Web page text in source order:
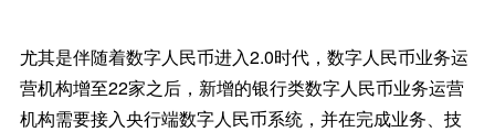
尤其是伴随着数字人民币进入2.0时代，数字人民币业务运
营机构增至22家之后，新增的银行类数字人民币业务运营
机构需要接入央行端数字人民币系统，并在完成业务、技